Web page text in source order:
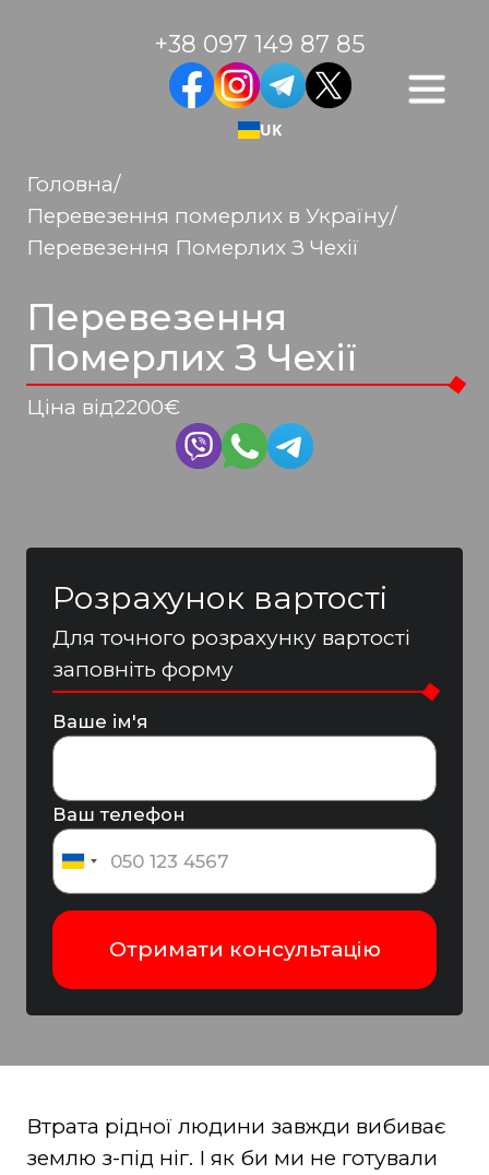
+38 097 149 87 85
UK
Головна/
Перевезення померлих в Україну/
Перевезення Померлих З Чехії
Перевезення
Померлих З Чехії
Ціна від2200€
Розрахунок вартості
Для точного розрахунку вартості
заповніть форму
Ваше ім'я
Ваш телефон
Втрата рідної людини завжди вибиває
землю з-під ніг. І як би ми не готували